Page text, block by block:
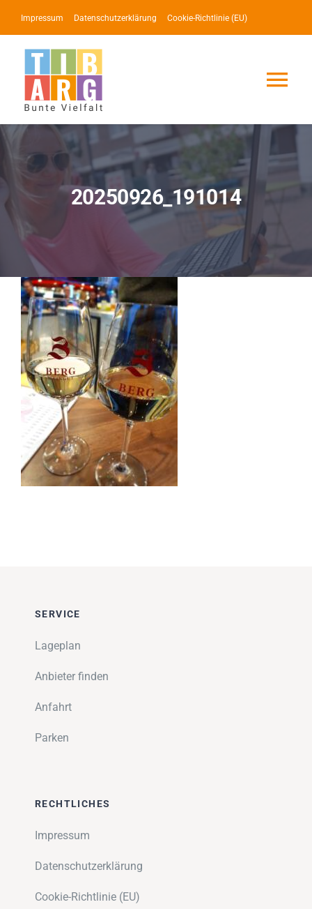
Inhalt
springen
Impressum Datenschutzerklärung Cookie-Richtlinie (EU)
Lotse
Service
Events
Impressionen
Über uns
20250926_191014
SERVICE
Lageplan
Anbieter finden
Anfahrt
Parken
RECHTLICHES
Impressum
Datenschutzerklärung
Cookie-Richtlinie (EU)